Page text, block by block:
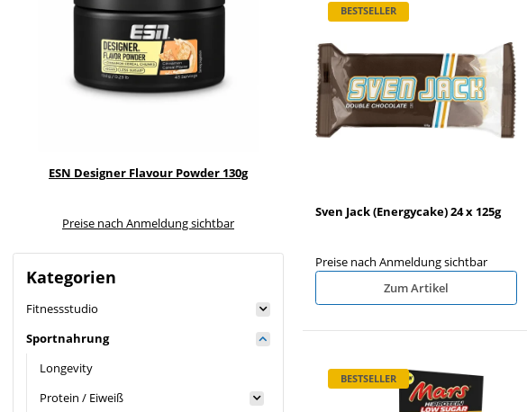
BESTSELLER
Sven Jack (Energycake) 24 x 125g
Preise nach Anmeldung sichtbar
Zum Artikel
BESTSELLER
ESN Designer Flavour Powder 130g
Preise nach Anmeldung sichtbar Preise nach Anmeldung sichtbar
Kategorien
Fitnessstudio
Sportnahrung
Longevity
Protein / Eiweiß